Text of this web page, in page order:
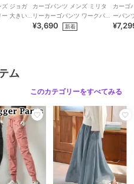
ズパーカー・スウェット・ビッ
ートに。ジムウェアやランニング
パンツ。6色展開のラインパンツ
インパンツ ストリート 大きいサ
6色(黒/グレー/ネイビー/赤/イエ
。
インパンツ ストリート
ズ ジョガ
ー 大きい
色
カーゴパンツ メンズ ミリタ
リーカーゴパンツ ワークパン
ツ 6ポケット 3色 大きいサイ
¥3,690 新着
カーゴ
ーパン
リート
ム
このカテゴリーをすべてみる